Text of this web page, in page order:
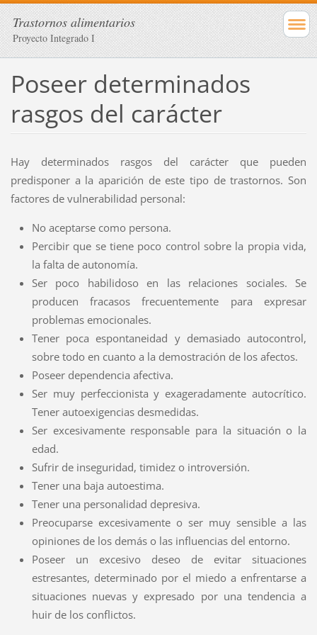
Trastornos alimentarios
Proyecto Integrado I
Poseer determinados
rasgos del carácter
Hay determinados rasgos del carácter que pueden
predisponer a la aparición de este tipo de trastornos. Son
factores de vulnerabilidad personal:
No aceptarse como persona.
Percibir que se tiene poco control sobre la propia vida,
la falta de autonomía.
Ser poco habilidoso en las relaciones sociales. Se
producen fracasos frecuentemente para expresar
problemas emocionales.
Tener poca espontaneidad y demasiado autocontrol,
sobre todo en cuanto a la demostración de los afectos.
Poseer dependencia afectiva.
Ser muy perfeccionista y exageradamente autocrítico.
Tener autoexigencias desmedidas.
Ser excesivamente responsable para la situación o la
edad.
Sufrir de inseguridad, timidez o introversión.
Tener una baja autoestima.
Tener una personalidad depresiva.
Preocuparse excesivamente o ser muy sensible a las
opiniones de los demás o las influencias del entorno.
Poseer un excesivo deseo de evitar situaciones
estresantes, determinado por el miedo a enfrentarse a
situaciones nuevas y expresado por una tendencia a
huir de los conflictos.